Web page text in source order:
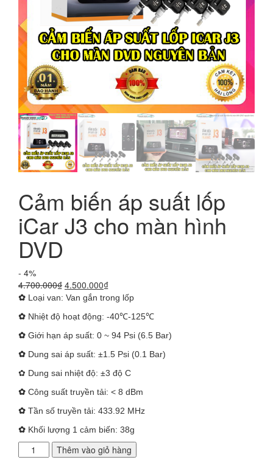
Cảm biến áp suất lốp
iCar J3 cho màn hình
DVD
- 4%
4.700.000₫ Giá
gốc
4.700.000₫.
4.500.000₫Giá
hiện
là:
4.500.000₫.
✿ Loại van: Van gắn trong lốp
✿ Nhiệt độ hoạt động: -40℃-125℃
✿ Giới hạn áp suất: 0 ~ 94 Psi (6.5 Bar)
✿ Dung sai áp suất: ±1.5 Psi (0.1 Bar)
✿ Dung sai nhiệt độ: ±3 độ C
✿ Công suất truyền tải: < 8 dBm
✿ Tần số truyền tải: 433.92 MHz
✿ Khối lượng 1 cảm biến: 38g
Cảm
biến
Thêm vào giỏ hàng